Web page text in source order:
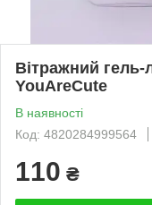
Вітражний
YouAreCute
В наявності
Код: 4820284999564
110 ₴